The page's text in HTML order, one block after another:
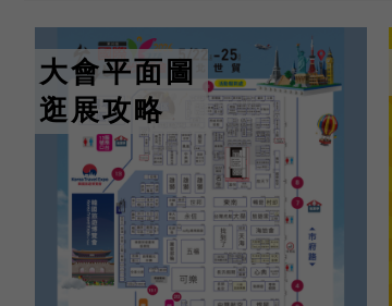
大會平面圖
逛展攻略